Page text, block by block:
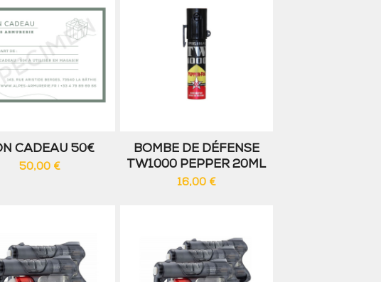
CADEAU 50€
50,00 €
BOMBE DE DÉFENSE
TW1000 PEPPER 20ML
16,00 €